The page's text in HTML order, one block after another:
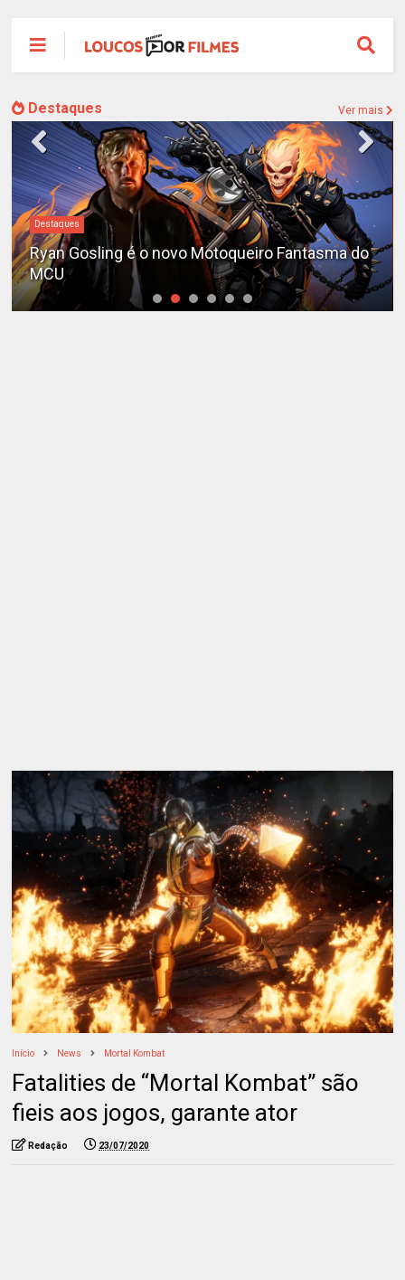
Destaques Ver mais
Destaques
Ryan Gosling é o novo Motoqueiro Fantasma do
MCU
Início News Mortal Kombat
Fatalities de “Mortal Kombat” são
fieis aos jogos, garante ator
Redação 23/07/2020